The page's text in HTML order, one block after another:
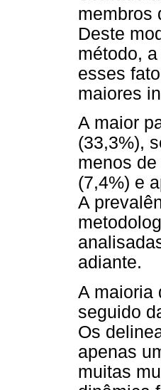
membros
Deste
método,
esses
maiores
A maior
(33,3%),
menos
(7,4%) e
A
adiante.
A maioria
seguido
Os
apenas
muitas